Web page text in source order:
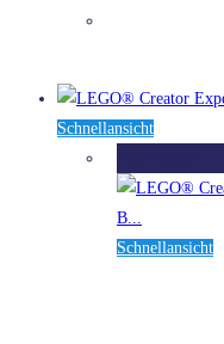
Schnellansicht
Schnellansicht